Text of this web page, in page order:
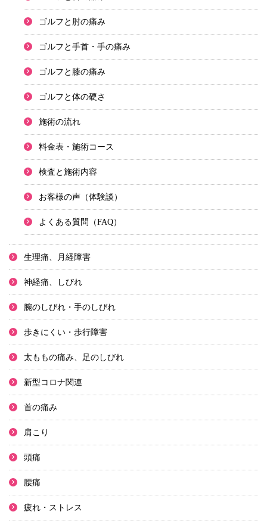
ゴルフと肘の痛み
ゴルフと手首・手の痛み
ゴルフと膝の痛み
ゴルフと体の硬さ
施術の流れ
料金表・施術コース
検査と施術内容
お客様の声（体験談）
よくある質問（FAQ）
生理痛、月経障害
神経痛、しびれ
腕のしびれ・手のしびれ
歩きにくい・歩行障害
太ももの痛み、足のしびれ
新型コロナ関連
首の痛み
肩こり
頭痛
腰痛
疲れ・ストレス